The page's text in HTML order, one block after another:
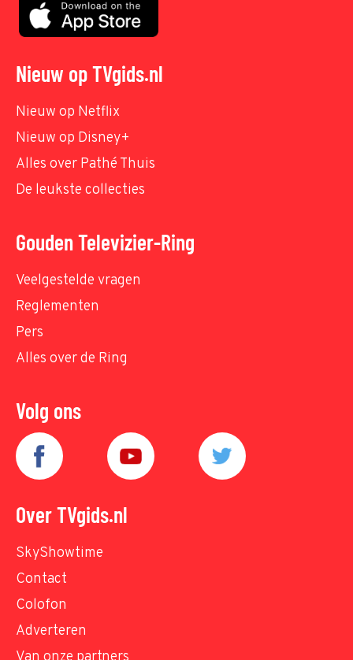
Nieuw op TVgids.nl
Nieuw op Netflix
Nieuw op Disney+
Alles over Pathé Thuis
De leukste collecties
Gouden Televizier-Ring
Veelgestelde vragen
Reglementen
Pers
Alles over de Ring
Volg ons
Over TVgids.nl
SkyShowtime
Contact
Colofon
Adverteren